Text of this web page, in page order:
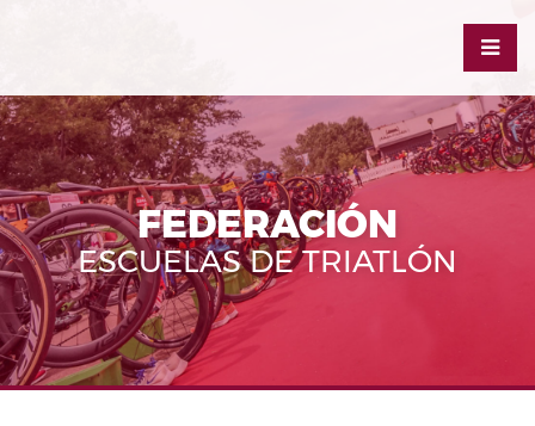
FEDERACIÓN
ESCUELAS DE TRIATLÓN